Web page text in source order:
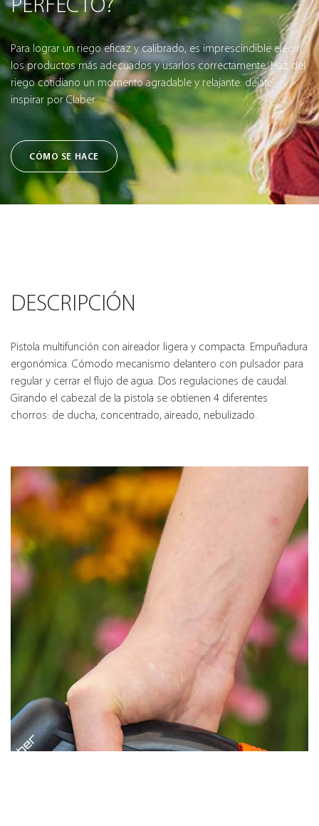
Para lograr un riego eficaz y calibrado, es imprescindible elegir
los productos más adecuados y usarlos correctamente. Haz del
riego cotidiano un momento agradable y relajante: déjate
inspirar por Claber.
CÓMO SE HACE
DESCRIPCIÓN
Pistola multifunción con aireador ligera y compacta. Empuñadura
ergonómica. Cómodo mecanismo delantero con pulsador para
regular y cerrar el flujo de agua. Dos regulaciones de caudal.
Girando el cabezal de la pistola se obtienen 4 diferentes
chorros: de ducha, concentrado, aireado, nebulizado.